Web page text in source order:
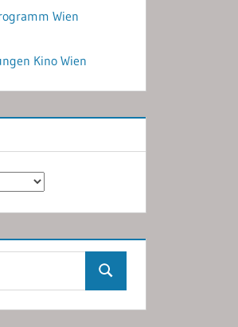
Wien
Kino Wien
Search